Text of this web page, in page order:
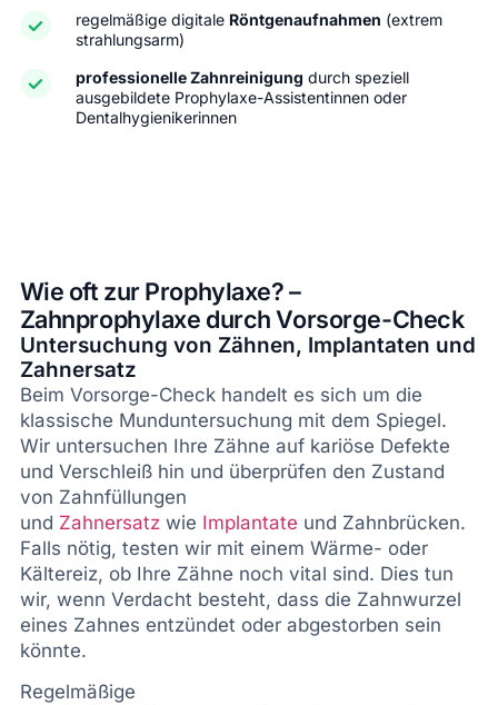
regelmäßige digitale Röntgenaufnahmen (extrem
strahlungsarm)
professionelle Zahnreinigung durch speziell
ausgebildete Prophylaxe-Assistentinnen oder
Dentalhygienikerinnen
Wie oft zur Prophylaxe? –
Zahnprophylaxe durch Vorsorge-Check
Untersuchung von Zähnen, Implantaten und
Zahnersatz
Beim Vorsorge-Check handelt es sich um die
klassische Munduntersuchung mit dem Spiegel.
Wir untersuchen Ihre Zähne auf kariöse Defekte
und Verschleiß hin und überprüfen den Zustand
von Zahnfüllungen
und Zahnersatzwie Implantate und Zahnbrücken.
Falls nötig, testen wir mit einem Wärme- oder
Kältereiz, ob Ihre Zähne noch vital sind. Dies tun
wir, wenn Verdacht besteht, dass die Zahnwurzel
eines Zahnes entzündet oder abgestorben sein
könnte.
Regelmäßige